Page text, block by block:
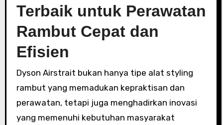
Terbaik untuk Perawatan
Rambut Cepat dan
Efisien
Dyson Airstrait bukan hanya tipe alat styling
rambut yang memadukan kepraktisan dan
perawatan, tetapi juga menghadirkan inovasi
yang memenuhi kebutuhan masyarakat